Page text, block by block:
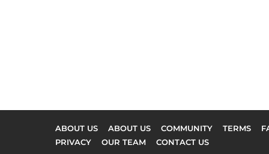
ABOUT US ABOUT US COMMUNITY TERMS
PRIVACY
OUR TEAM CONTACT US